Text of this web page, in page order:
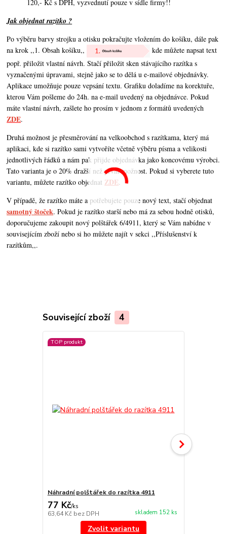
120,- Kč s DPH, vyzvednutí pouze v sídle firmy!!
Jak objednat razítko ?
Po výběru barvy strojku a otisku pokračujte vložením do košíku, dále pak
na krok ,,1. Obsah košíku,,
kde můžete napsat text
popř. přiložit vlastní návrh. Stačí přiložit sken stávajícího razítka s
vyznačenými úpravami, stejně jako se to dělá u e-mailové objednávky.
Aplikace umožňuje pouze vepsání textu. Grafiku doladíme na korektuře,
kterou Vám pošleme do 24h. na e-mail uvedený na objednávce. Pokud
máte vlastní návrh,zašlete ho prosím v jednom z formátů uvedených
ZDE.
Druhá možnost je přesměrování na velkoobchod s razítkama, který má
aplikaci, kde si razítko sami vytvoříte včetně výběru písma a velikosti
jednotlivých řádků a nám pak přijde objednávka jako koncovému výrobci.
Tato varianta je o 20% dražší než první možnost. Pokud si vyberete tuto
variantu, můžete razítko objednat ZDE.
V případě, že razítko máte a potřebujete pouze nový text, stačí objednat
samotný štoček. Pokud je razítko starší nebo má za sebou hodně otisků,
doporučujeme zakoupit nový polštářek 6/4911, který se Vám nabídne v
souvisejícím zboží nebo si ho můžete najít v sekci ,,Příslušenství k
razítkům,,.
Související zboží 4
TOP produkt
Náhradní polštářek do razítka 4911
77 Kč/ks
63,64 Kč bez DPH skladem 152 ks
Zvolit variantu